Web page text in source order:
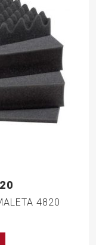
4820